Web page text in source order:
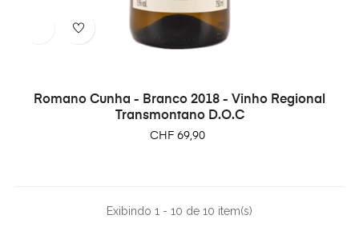
Romano Cunha - Branco 2018 - Vinho Regional
Transmontano D.O.C
Preço
CHF 69,90
Exibindo 1 - 10 de 10 item(s)